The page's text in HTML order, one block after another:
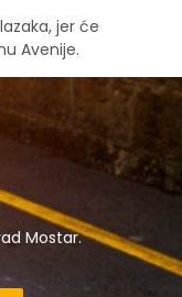
jer će
Avenije.
Mostar.